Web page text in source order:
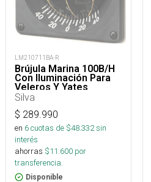
LM210711BA-R
Brújula Marina 100B/H
Con Iluminación Para
Veleros Y Yates
Silva
$ 289.990
en 6cuotas de $48.332sin
interés
ahorras $11.600 por
transferencia.
Disponible